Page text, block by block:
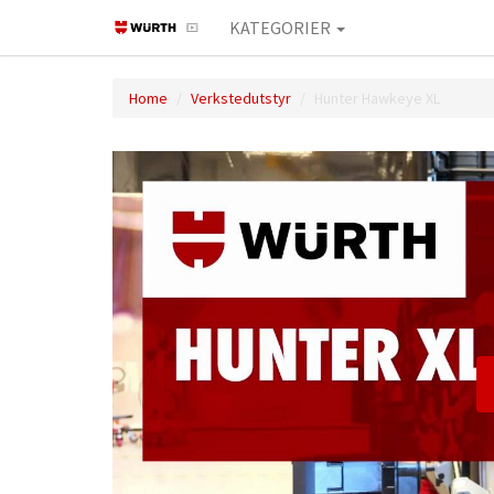
KATEGORIER
Home Verkstedutstyr Hunter Hawkeye XL